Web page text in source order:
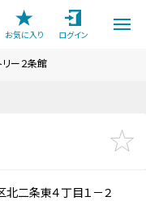
お気に入り
ログイン
リー２条館
二条東４丁目１－２